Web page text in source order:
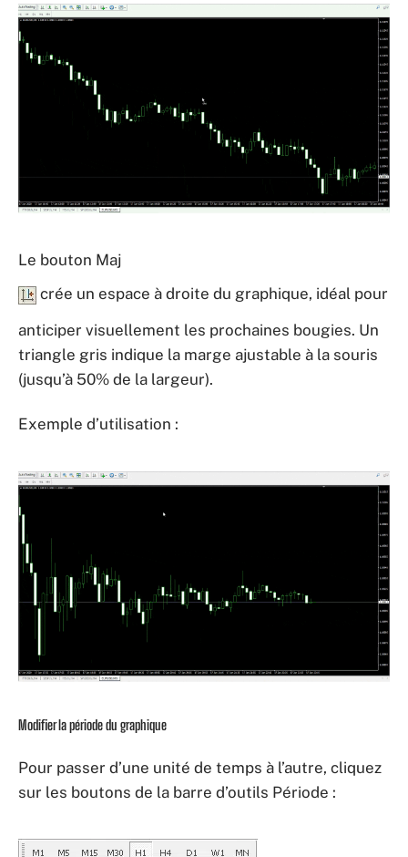
Le bouton Maj
crée un espace à droite du graphique, idéal pour
anticiper visuellement les prochaines bougies. Un
triangle gris indique la marge ajustable à la souris
(jusqu’à 50% de la largeur).
Exemple d’utilisation :
Modifier la période du graphique
Pour passer d’une unité de temps à l’autre, cliquez
sur les boutons de la barre d’outils Période :